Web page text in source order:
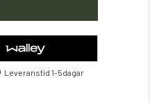
Leveranstid 1-5dagar